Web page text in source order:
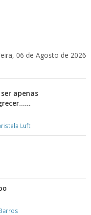
06 de Agosto de 2026
apenas
Luft